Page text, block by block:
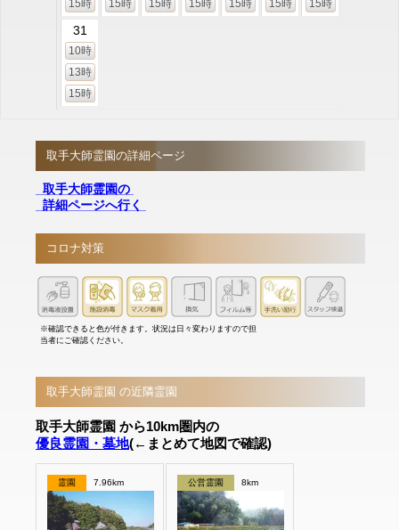
15時
15時
15時
15時
15時
15時
15時
31
10時
13時
15時
取手大師霊園の詳細ページ
取手大師霊園の
詳細ページへ行く
コロナ対策
※確認できると色が付きます。状況は日々変わりますので担
当者にご確認ください。
取手大師霊園 の近隣霊園
取手大師霊園 から10km圏内の
優良霊園・墓地(←まとめて地図で確認)
霊園 7.96km 公営霊園 8km